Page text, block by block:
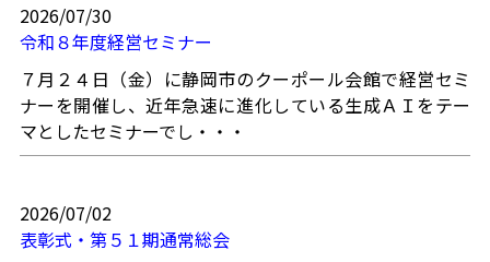
2026/07/30
令和８年度経営セミナー
７月２４日（金）に静岡市のクーポール会館で経営セミ
ナーを開催し、近年急速に進化している生成ＡＩをテー
マとしたセミナーでし・・・
2026/07/02
表彰式・第５１期通常総会